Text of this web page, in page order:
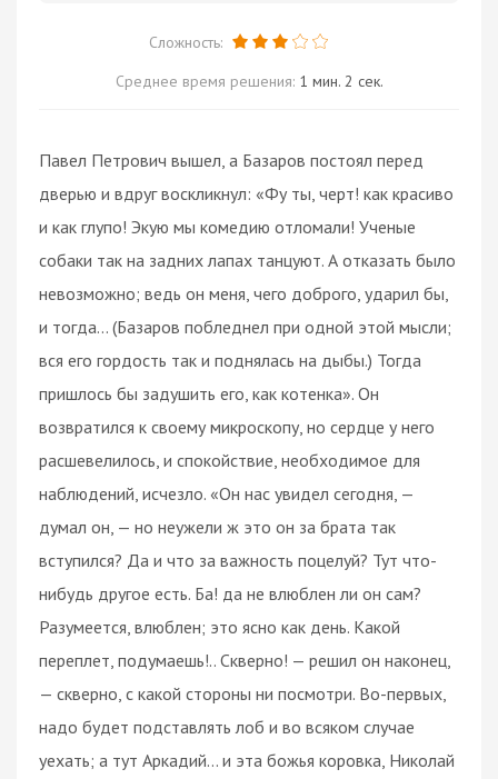
Сложность:
Среднее время решения: 1 мин. 2 сек.
Павел Петрович вышел, а Базаров постоял перед
дверью и вдруг воскликнул: «Фу ты, черт! как красиво
и как глупо! Экую мы комедию отломали! Ученые
собаки так на задних лапах танцуют. А отказать было
невозможно; ведь он меня, чего доброго, ударил бы,
и тогда... (Базаров побледнел при одной этой мысли;
вся его гордость так и поднялась на дыбы.) Тогда
пришлось бы задушить его, как котенка». Он
возвратился к своему микроскопу, но сердце у него
расшевелилось, и спокойствие, необходимое для
наблюдений, исчезло. «Он нас увидел сегодня, —
думал он, — но неужели ж это он за брата так
вступился? Да и что за важность поцелуй? Тут что-
нибудь другое есть. Ба! да не влюблен ли он сам?
Разумеется, влюблен; это ясно как день. Какой
переплет, подумаешь!.. Скверно! — решил он наконец,
— скверно, с какой стороны ни посмотри. Во-первых,
надо будет подставлять лоб и во всяком случае
уехать; а тут Аркадий... и эта божья коровка, Николай